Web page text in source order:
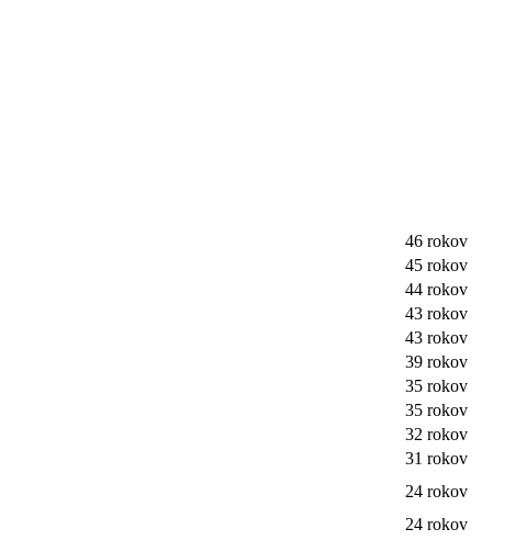
46 rokov
45 rokov
44 rokov
43 rokov
43 rokov
39 rokov
35 rokov
35 rokov
32 rokov
31 rokov
24 rokov
24 rokov